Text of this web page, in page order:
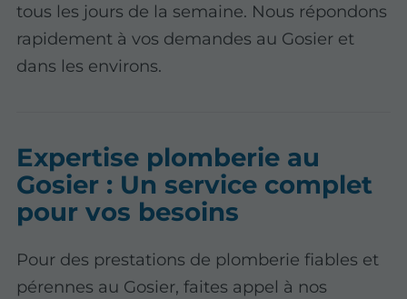
tous les jours de la semaine. Nous répondons
rapidement à vos demandes au Gosier et
dans les environs.
Expertise plomberie au
Gosier : Un service complet
pour vos besoins
Pour des prestations de plomberie fiables et
pérennes au Gosier, faites appel à nos